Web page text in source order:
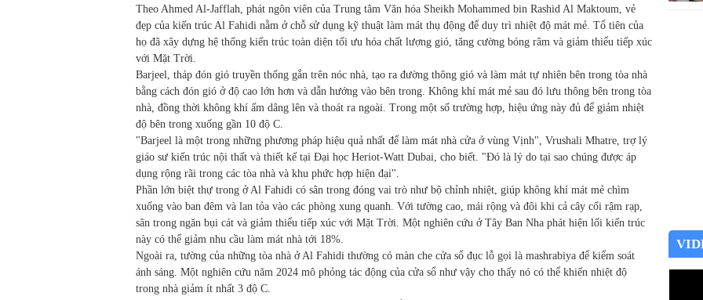
Theo Ahmed Al-Jafflah, phát ngôn viên của Trung tâm Văn hóa Sheikh Mohammed bin Rashid Al Maktoum, vẻ
đẹp của kiến trúc Al Fahidi nằm ở chỗ sử dụng kỹ thuật làm mát thụ động để duy trì nhiệt độ mát mẻ. Tổ tiên của
họ đã xây dựng hệ thống kiến trúc toàn diện tối ưu hóa chất lượng gió, tăng cường bóng râm và giảm thiểu tiếp xúc
với Mặt Trời.
Barjeel, tháp đón gió truyền thống gắn trên nóc nhà, tạo ra đường thông gió và làm mát tự nhiên bên trong tòa nhà
bằng cách đón gió ở độ cao lớn hơn và dẫn hướng vào bên trong. Không khí mát mẻ sau đó lưu thông bên trong tòa
nhà, đồng thời không khí ấm dâng lên và thoát ra ngoài. Trong một số trường hợp, hiệu ứng này đủ để giảm nhiệt
độ bên trong xuống gần 10 độ C.
"Barjeel là một trong những phương pháp hiệu quả nhất để làm mát nhà cửa ở vùng Vịnh", Vrushali Mhatre, trợ lý
giáo sư kiến trúc nội thất và thiết kế tại Đại học Heriot-Watt Dubai, cho biết. "Đó là lý do tại sao chúng được áp
dụng rộng rãi trong các tòa nhà và khu phức hợp hiện đại".
Phần lớn biệt thự trong ở Al Fahidi có sân trong đóng vai trò như bộ chỉnh nhiệt, giúp không khí mát mẻ chìm
xuống vào ban đêm và lan tỏa vào các phòng xung quanh. Với tường cao, mái rộng và đôi khi cả cây cối rậm rạp,
sân trong ngăn bụi cát và giảm thiểu tiếp xúc với Mặt Trời. Một nghiên cứu ở Tây Ban Nha phát hiện lối kiến trúc
này có thể giảm nhu cầu làm mát nhà tới 18%.
Ngoài ra, tường của những tòa nhà ở Al Fahidi thường có màn che cửa sổ đục lỗ gọi là mashrabiya để kiểm soát
ánh sáng. Một nghiên cứu năm 2024 mô phỏng tác động của cửa sổ như vậy cho thấy nó có thể khiến nhiệt độ
trong nhà giảm ít nhất 3 độ C.